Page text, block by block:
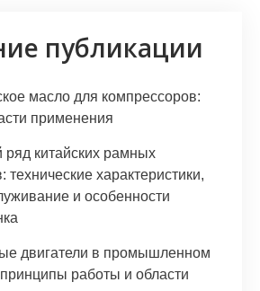
публикации
масло для компрессоров:
применения
китайских рамных
технические характеристики,
и особенности
двигатели в промышленном
работы и области